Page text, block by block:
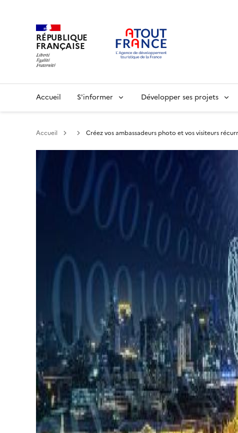
principal
RÉPUBLIQUE
FRANÇAISE
Main
Accueil S'informer Développer ses projets
Accueil Créez vos ambassadeurs photo et vos visiteurs